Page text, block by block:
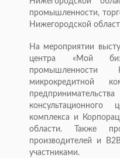
промышленности,
Нижегородской
На мероприятии
центра «Мой
промышленности
микрокредитной
консультационного
комплекса и
области. Также
производителей и
участниками.